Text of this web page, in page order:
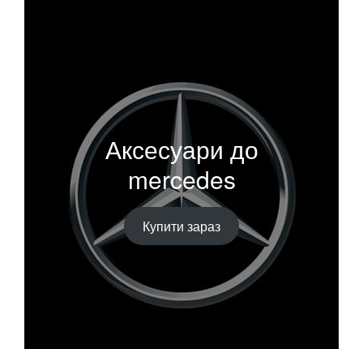
Аксесуари до
mercedes
Купити зараз